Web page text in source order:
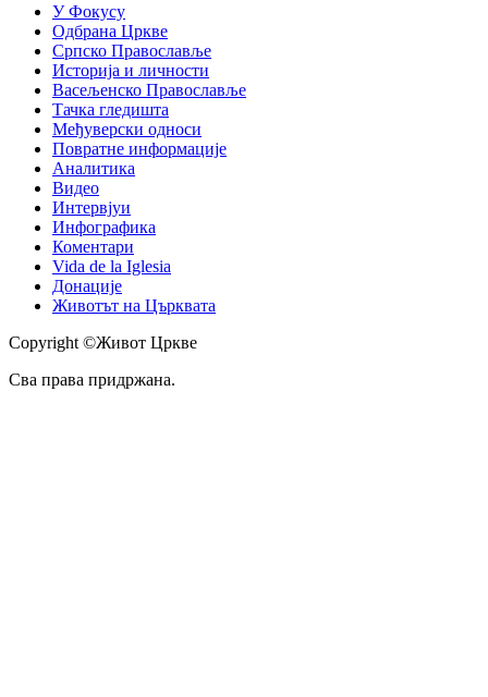
У Фокусу
Одбрана Цркве
Српско Православље
Историја и личности
Васељенско Православље
Тачка гледишта
Међуверски односи
Повратне информације
Аналитика
Видео
Интервјуи
Инфографика
Коментари
Vida de la Iglesia
Донације
Животът на Църквата
Copyright ©Живот Цркве
Сва права придржана.